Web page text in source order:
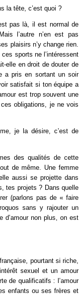
la tête, c’est quoi ?
pas là, il est normal de
l’autre n’en est pas
plaisirs n’y change rien.
sports ne l’intéressent
elle en droit de douter de
a pris en sortant un soir
satisfait si ton équipe a
est trop souvent une
obligations, je ne vois
je la désire, c’est de
des qualités de cette
de même. Une femme
aussi se projette dans
tes projets ? Dans quelle
(parlons pas de « faire
sans y rajouter un
d’amour non plus, on est
pourtant si riche,
sexuel et un amour
de qualificatifs : l’amour
enfants ou ses frères et